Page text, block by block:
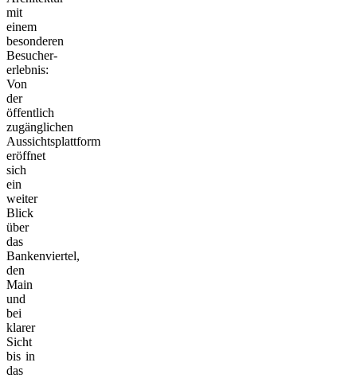
mit
einem
besonderen
Besucher­
erlebnis:
Von
der
öffentlich
zugänglichen
Aussichtsplattform
eröffnet
sich
ein
weiter
Blick
über
das
Bankenviertel,
den
Main
und
bei
klarer
Sicht
bis in
das